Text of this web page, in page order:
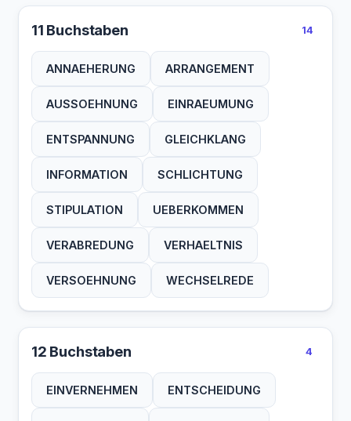
11 Buchstaben 14
ANNAEHERUNG ARRANGEMENT
AUSSOEHNUNG EINRAEUMUNG
ENTSPANNUNG GLEICHKLANG
INFORMATION SCHLICHTUNG
STIPULATION UEBERKOMMEN
VERABREDUNG VERHAELTNIS
VERSOEHNUNG WECHSELREDE
12 Buchstaben 4
EINVERNEHMEN ENTSCHEIDUNG